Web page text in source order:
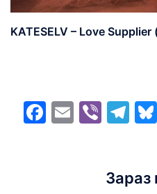
KATESELV – Love
Facebook
EmailViber
Зараз